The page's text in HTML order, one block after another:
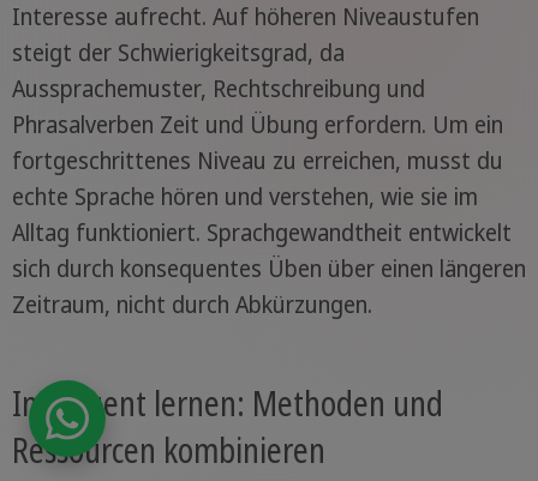
Interesse aufrecht. Auf höheren Niveaustufen
steigt der Schwierigkeitsgrad, da
Aussprachemuster, Rechtschreibung und
Phrasalverben Zeit und Übung erfordern. Um ein
fortgeschrittenes Niveau zu erreichen, musst du
echte Sprache hören und verstehen, wie sie im
Alltag funktioniert. Sprachgewandtheit entwickelt
sich durch konsequentes Üben über einen längeren
Zeitraum, nicht durch Abkürzungen.
Intelligent lernen: Methoden und
Ressourcen kombinieren